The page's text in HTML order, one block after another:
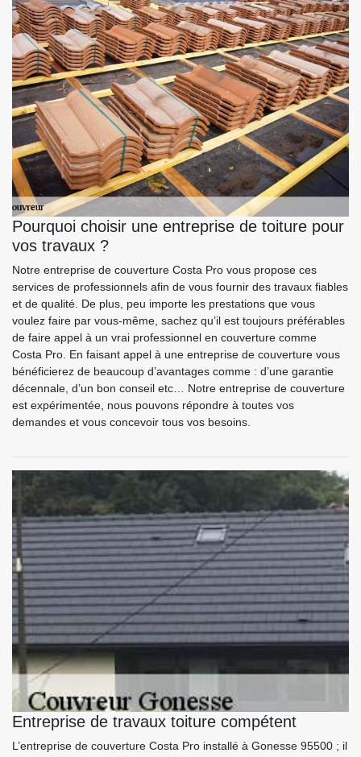
Pourquoi choisir une entreprise de toiture pour
vos travaux ?
Notre entreprise de couverture Costa Pro vous propose ces
services de professionnels afin de vous fournir des travaux fiables
et de qualité. De plus, peu importe les prestations que vous
voulez faire par vous-même, sachez qu’il est toujours préférables
de faire appel à un vrai professionnel en couverture comme
Costa Pro. En faisant appel à une entreprise de couverture vous
bénéficierez de beaucoup d’avantages comme : d’une garantie
décennale, d’un bon conseil etc… Notre entreprise de couverture
est expérimentée, nous pouvons répondre à toutes vos
demandes et vous concevoir tous vos besoins.
Entreprise de travaux toiture compétent
L’entreprise de couverture Costa Pro installé à Gonesse 95500 ; il